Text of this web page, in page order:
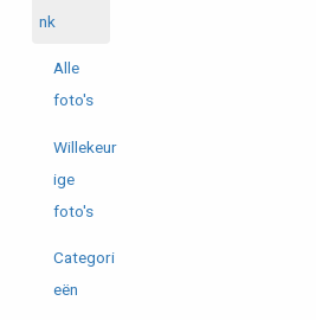
nk
Alle
foto's
Willekeur
ige
foto's
Categori
eën